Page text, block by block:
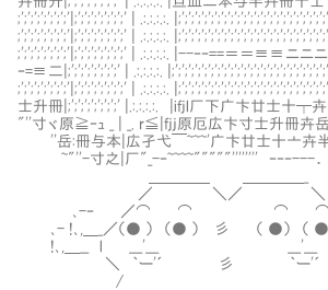
;';';';';';';';'|;';';';';';';';' | .:.:.:.:.
;';';';';';';';'|;';';';';';';';' | .:.:.:.:.
;';';';';';';';'|;';';';';';';';' | .:.:.:.:. |--‐‐==＝＝≡≡ニニ
‐=≡二|;';';';';';';';' | .:.:.:.:.
;';';';';';';';'|;';';';';';';';' | .:.:.:.:.
士升冊|;';';';';';';';' |.:.:.:.:. |ifjl厂下广卞廿士十┬卉
"''寸ヾ原≧‐ｭ _ | _. r≦|fjj原厄広卞寸士升冊
''岳:冊与本|広孑弋￣~~~'广卞廿士十亠卉
~"''-寸之|厂"_-‐~~~~"""""'''''''' ‐‐‐---．．
＿＿＿＿ ＿＿＿＿_
／ ＼／ ＼
､-‐ ／⌒ ⌒ ⌒ ⌒＼ __
､- !､,＿_／（● ） （● ） 彡 （ ●） （
!､,＿__ l ___'___
＼ ｀ー'´ 彡 ｀ー'´
/